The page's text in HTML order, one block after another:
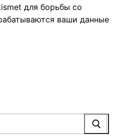
для борьбы со
ваши данные